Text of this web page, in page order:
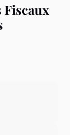
Fiscaux